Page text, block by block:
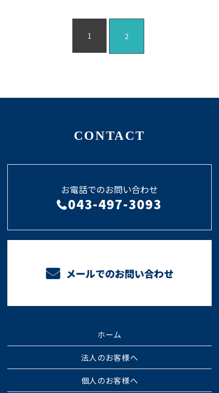
1 2
CONTACT
お電話でのお問い合わせ
043-497-3093
メールでのお問い合わせ
ホーム
法人のお客様へ
個人のお客様へ